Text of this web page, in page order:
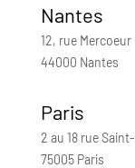
Nantes
12, rue Mercoeur
44000 Nantes
Paris
2 au 18 rue
75005 Paris